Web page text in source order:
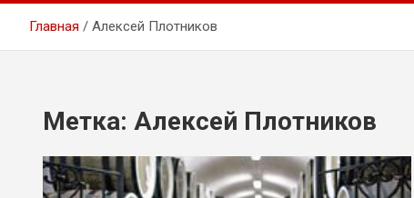
Главная Алексей Плотников
Метка: Алексей Плотников